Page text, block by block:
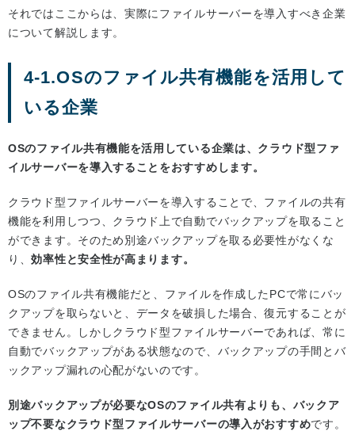
それではここからは、実際にファイルサーバーを導入すべき企業
について解説します。
4-1.OSのファイル共有機能を活用して
いる企業
OSのファイル共有機能を活用している企業は、クラウド型ファ
イルサーバーを導入することをおすすめします。
クラウド型ファイルサーバーを導入することで、ファイルの共有
機能を利用しつつ、クラウド上で自動でバックアップを取ること
ができます。そのため別途バックアップを取る必要性がなくな
り、効率性と安全性が高まります。
OSのファイル共有機能だと、ファイルを作成したPCで常にバッ
クアップを取らないと、データを破損した場合、復元することが
できません。しかしクラウド型ファイルサーバーであれば、常に
自動でバックアップがある状態なので、バックアップの手間とバ
ックアップ漏れの心配がないのです。
別途バックアップが必要なOSのファイル共有よりも、バックア
ップ不要なクラウド型ファイルサーバーの導入がおすすめです。